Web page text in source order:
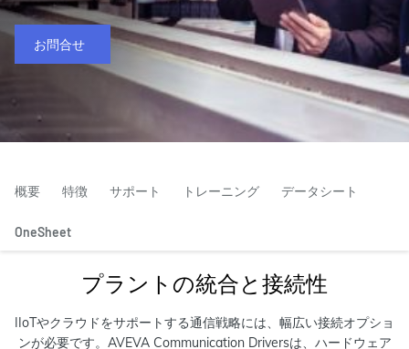
お問合せ
概要 特徴 サポート トレーニング データシート
OneSheet
プラントの統合と接続性
IIoTやクラウドをサポートする通信戦略には、幅広い接続オプショ
ンが必要です。AVEVA Communication Driversは、ハードウェア